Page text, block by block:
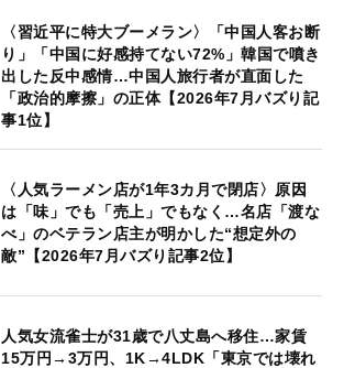
〈習近平に特大ブーメラン〉「中国人客お断
り」「中国に好感持てない72%」韓国で噴き
出した反中感情…中国人旅行者が直面した
「政治的摩擦」の正体【2026年7月バズり記
事1位】
〈人気ラーメン店が1年3カ月で閉店〉原因
は「味」でも「売上」でもなく…名店「渡な
べ」のベテラン店主が明かした“想定外の
敵”【2026年7月バズり記事2位】
人気女流雀士が31歳で八丈島へ移住…家賃
15万円→3万円、1K→4LDK「東京では壊れ